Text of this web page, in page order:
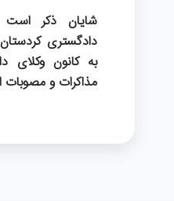
شایان ذکر
دادگستری
به کانون وکلای
مذاکرات و مصوبات